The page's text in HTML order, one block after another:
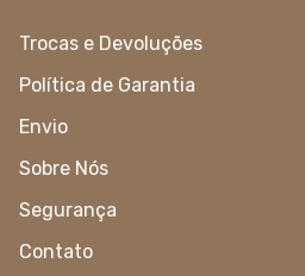
Trocas e Devoluções
Política de Garantia
Envio
Sobre Nós
Segurança
Contato